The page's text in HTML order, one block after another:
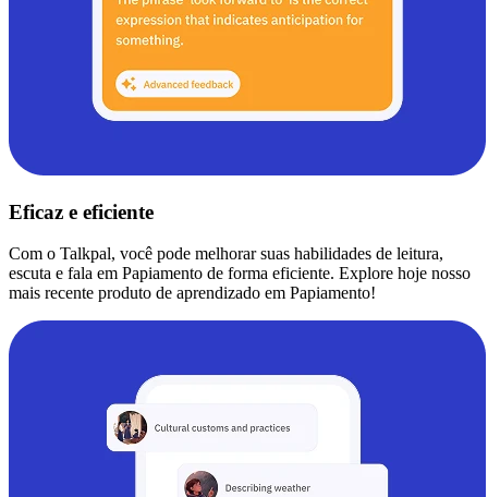
Eficaz e eficiente
Com o Talkpal, você pode melhorar suas habilidades de leitura,
escuta e fala em Papiamento de forma eficiente. Explore hoje nosso
mais recente produto de aprendizado em Papiamento!